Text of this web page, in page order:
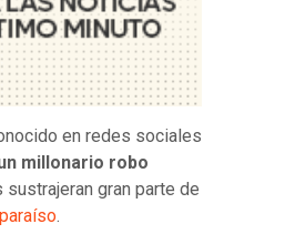
en redes sociales
millonario robo
gran parte de